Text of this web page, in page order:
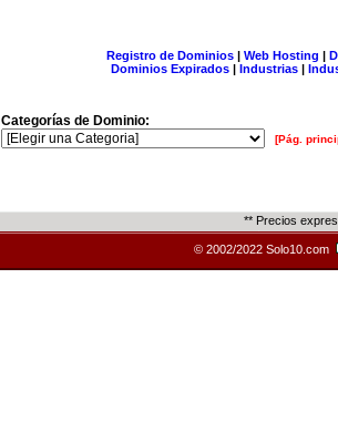
Registro de Dominios| Web Hosting |
Dominios Expirados | Industrias |
Categorías de Dominio:
[Pág.
** Precios
© 2002/2022 Solo10.com